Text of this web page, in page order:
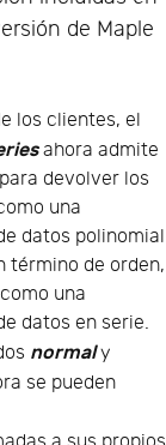
de Maple
los clientes, el
ahora admite
devolver los
una
datos polinomial
término de orden,
una
datos en serie.
normaly
se pueden